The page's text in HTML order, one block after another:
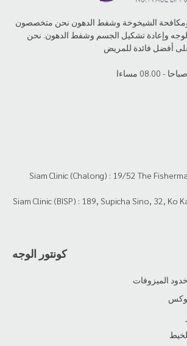
ومكافحة الشيخوخة وشفط الدهون نحن متخصصون
وإعادة تشكيل الجسم وشفط الدهون. نحن
أفضل فائدة للمريض
Siam Clinic (Chalong) : 19/52 The
Siam Clinic (BISP) : 189, Supicha Sino, 32, Ko
كونتور الوجه